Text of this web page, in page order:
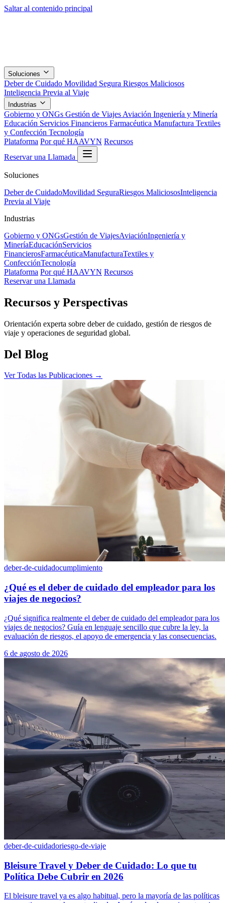
Saltar al contenido principal
Soluciones
Deber de Cuidado Movilidad Segura Riesgos Maliciosos
Inteligencia Previa al Viaje
Industrias
Gobierno y ONGs Gestión de Viajes Aviación Ingeniería y Minería
Educación Servicios Financieros Farmacéutica Manufactura Textiles
y Confección Tecnología
Plataforma Por qué HAAVYN Recursos
Reservar una Llamada
Soluciones
Deber de CuidadoMovilidad SeguraRiesgos MaliciososInteligencia
Previa al Viaje
Industrias
Gobierno y ONGsGestión de ViajesAviaciónIngeniería y
MineríaEducaciónServicios
FinancierosFarmacéuticaManufacturaTextiles y
ConfecciónTecnología
Plataforma Por qué HAAVYN Recursos
Reservar una Llamada
Recursos y Perspectivas
Orientación experta sobre deber de cuidado, gestión de riesgos de
viaje y operaciones de seguridad global.
Del Blog
Ver Todas las Publicaciones →
deber-de-cuidadocumplimiento
¿Qué es el deber de cuidado del empleador para los
viajes de negocios?
¿Qué significa realmente el deber de cuidado del empleador para los
viajes de negocios? Guía en lenguaje sencillo que cubre la ley, la
evaluación de riesgos, el apoyo de emergencia y las consecuencias.
6 de agosto de 2026
deber-de-cuidadoriesgo-de-viaje
Bleisure Travel y Deber de Cuidado: Lo que tu
Política Debe Cubrir en 2026
El bleisure travel ya es algo habitual, pero la mayoría de las políticas